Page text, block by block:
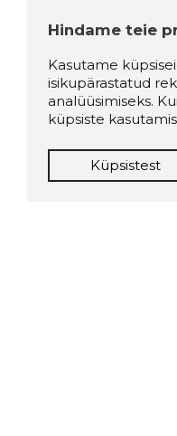
Hindame teie
Kasutame
isikupärastatud
analüüsimiseks.
küpsiste
Küpsistest